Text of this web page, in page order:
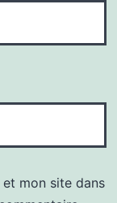
mon site dans